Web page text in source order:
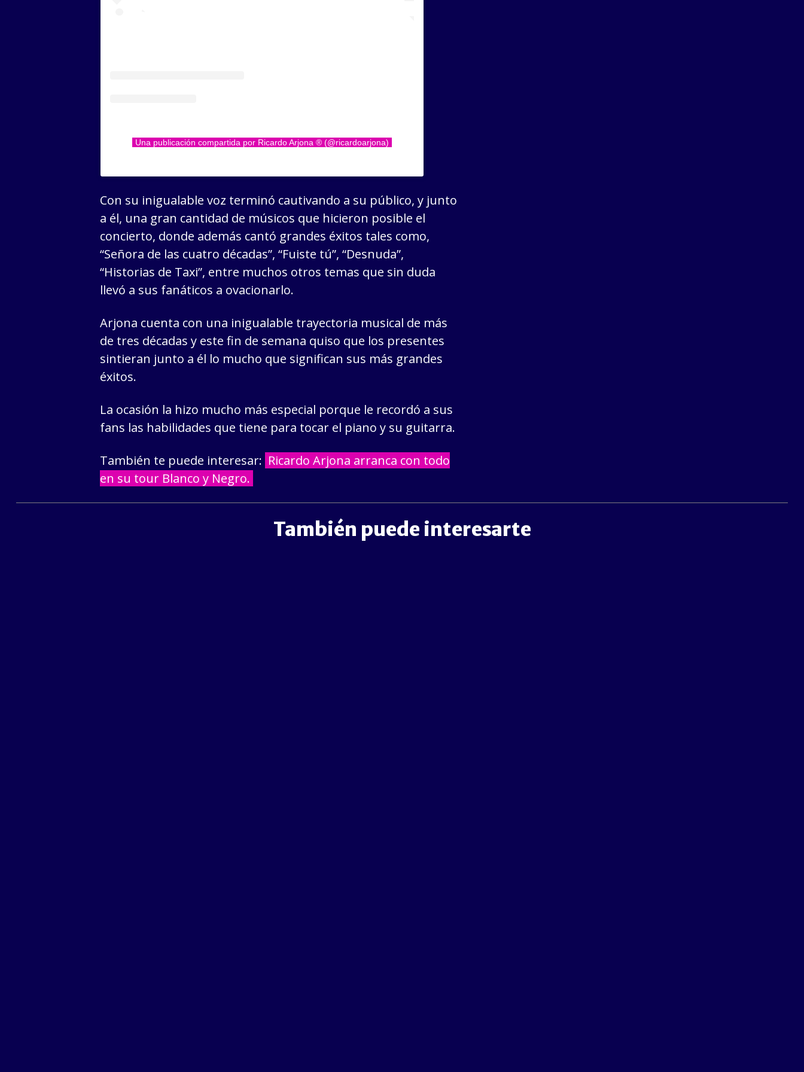
Una publicación compartida por Ricardo Arjona ® (@ricardoarjona)
Con su inigualable voz terminó cautivando a su público, y junto
a él, una gran cantidad de músicos que hicieron posible el
concierto, donde además cantó grandes éxitos tales como,
“Señora de las cuatro décadas”, “Fuiste tú”, “Desnuda”,
“Historias de Taxi”, entre muchos otros temas que sin duda
llevó a sus fanáticos a ovacionarlo.
Arjona cuenta con una inigualable trayectoria musical de más
de tres décadas y este fin de semana quiso que los presentes
sintieran junto a él lo mucho que significan sus más grandes
éxitos.
La ocasión la hizo mucho más especial porque le recordó a sus
fans las habilidades que tiene para tocar el piano y su guitarra.
También te puede interesar: Ricardo Arjona arranca con todo
en su tour Blanco y Negro.
También puede interesarte